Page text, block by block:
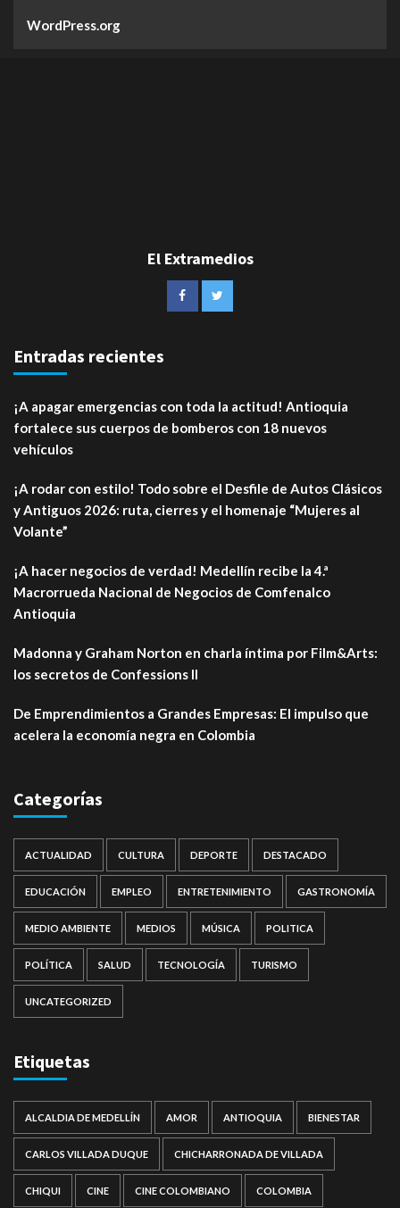
WordPress.org
El Extramedios
Entradas recientes
¡A apagar emergencias con toda la actitud! Antioquia
fortalece sus cuerpos de bomberos con 18 nuevos
vehículos
¡A rodar con estilo! Todo sobre el Desfile de Autos Clásicos
y Antiguos 2026: ruta, cierres y el homenaje “Mujeres al
Volante”
¡A hacer negocios de verdad! Medellín recibe la 4.ª
Macrorrueda Nacional de Negocios de Comfenalco
Antioquia
Madonna y Graham Norton en charla íntima por Film&Arts:
los secretos de Confessions II
De Emprendimientos a Grandes Empresas: El impulso que
acelera la economía negra en Colombia
Categorías
ACTUALIDAD CULTURA DEPORTE DESTACADO
EDUCACIÓN EMPLEO ENTRETENIMIENTO GASTRONOMÍA
MEDIO AMBIENTE MEDIOS MÚSICA POLITICA
POLÍTICA SALUD TECNOLOGÍA TURISMO
UNCATEGORIZED
Etiquetas
ALCALDIA DE MEDELLÍN AMOR ANTIOQUIA BIENESTAR
CARLOS VILLADA DUQUE CHICHARRONADA DE VILLADA
CHIQUI CINE CINE COLOMBIANO COLOMBIA